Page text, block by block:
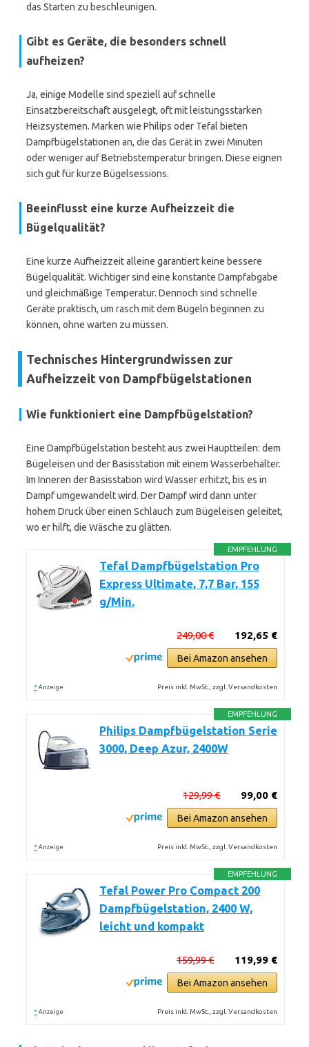
das Starten zu beschleunigen.
Gibt es Geräte, die besonders schnell
aufheizen?
Ja, einige Modelle sind speziell auf schnelle
Einsatzbereitschaft ausgelegt, oft mit leistungsstarken
Heizsystemen. Marken wie Philips oder Tefal bieten
Dampfbügelstationen an, die das Gerät in zwei Minuten
oder weniger auf Betriebstemperatur bringen. Diese eignen
sich gut für kurze Bügelsessions.
Beeinflusst eine kurze Aufheizzeit die
Bügelqualität?
Eine kurze Aufheizzeit alleine garantiert keine bessere
Bügelqualität. Wichtiger sind eine konstante Dampfabgabe
und gleichmäßige Temperatur. Dennoch sind schnelle
Geräte praktisch, um rasch mit dem Bügeln beginnen zu
können, ohne warten zu müssen.
Technisches Hintergrundwissen zur
Aufheizzeit von Dampfbügelstationen
Wie funktioniert eine Dampfbügelstation?
Eine Dampfbügelstation besteht aus zwei Hauptteilen: dem
Bügeleisen und der Basisstation mit einem Wasserbehälter.
Im Inneren der Basisstation wird Wasser erhitzt, bis es in
Dampf umgewandelt wird. Der Dampf wird dann unter
hohem Druck über einen Schlauch zum Bügeleisen geleitet,
wo er hilft, die Wäsche zu glätten.
EMPFEHLUNG
Tefal Dampfbügelstation Pro
Express Ultimate, 7,7 Bar, 155
g/Min.
192,65 €
249,00 €
Bei Amazon ansehen
* Anzeige Preis inkl. MwSt., zzgl. Versandkosten
EMPFEHLUNG
Philips Dampfbügelstation Serie
3000, Deep Azur, 2400W
99,00 €
129,99 €
Bei Amazon ansehen
* Anzeige Preis inkl. MwSt., zzgl. Versandkosten
EMPFEHLUNG
Tefal Power Pro Compact 200
Dampfbügelstation, 2400 W,
leicht und kompakt
119,99 €
159,99 €
Bei Amazon ansehen
* Anzeige Preis inkl. MwSt., zzgl. Versandkosten